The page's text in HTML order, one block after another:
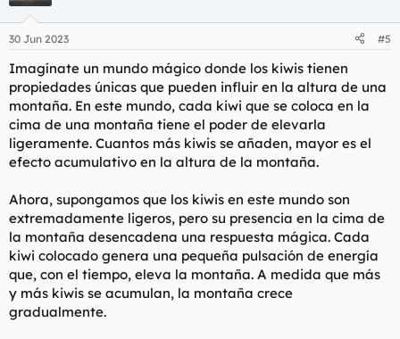
30 Jun 2023 #5
Imagínate un mundo mágico donde los kiwis tienen
propiedades únicas que pueden influir en la altura de una
montaña. En este mundo, cada kiwi que se coloca en la
cima de una montaña tiene el poder de elevarla
ligeramente. Cuantos más kiwis se añaden, mayor es el
efecto acumulativo en la altura de la montaña.
Ahora, supongamos que los kiwis en este mundo son
extremadamente ligeros, pero su presencia en la cima de
la montaña desencadena una respuesta mágica. Cada
kiwi colocado genera una pequeña pulsación de energía
que, con el tiempo, eleva la montaña. A medida que más
y más kiwis se acumulan, la montaña crece
gradualmente.